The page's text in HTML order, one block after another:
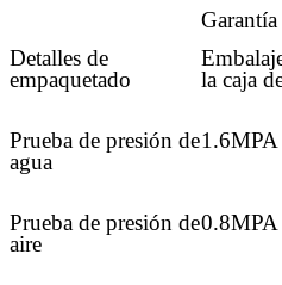
Garantía
Detalles de
empaquetado
la caja
Prueba de presión de
agua
1.6MPA
Prueba de presión de
aire
0.8MPA